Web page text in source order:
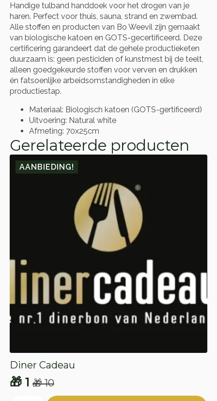
Handige tulband handdoek voor het drogen van je
haren. Perfect voor thuis, sauna, strand en zwembad.
Alle stoffen en producten van Bo Weevil zijn gemaakt
van biologische katoen en GOTS-gecertificeerd. Deze
certificering garandeert dat de gehele productieketen
duurzaam is: geen pesticiden of kunstmest bij de teelt,
alleen goedgekeurde stoffen voor verven en drukken
én fatsoenlijke arbeidsomstandigheden in elke
productiestap.
Materiaal: Biologisch katoen (GOTS-gertificeerd)
Uitvoering: Natural white
Afmeting: 70x25cm
Gerelateerde producten
AANBIEDING!
Diner Cadeau
🎁10
Oorspronkelijke
🎁 1
Huidige